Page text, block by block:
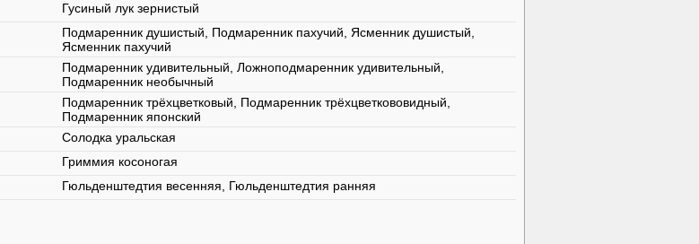
Гусиный лук зернистый
Подмаренник душистый, Подмаренник пахучий, Ясменник душистый,
Ясменник пахучий
Подмаренник удивительный, Ложноподмаренник удивительный,
Подмаренник необычный
Подмаренник трёхцветковый, Подмаренник трёхцветкововидный,
Подмаренник японский
Солодка уральская
Гриммия косоногая
Гюльденштедтия весенняя, Гюльденштедтия ранняя